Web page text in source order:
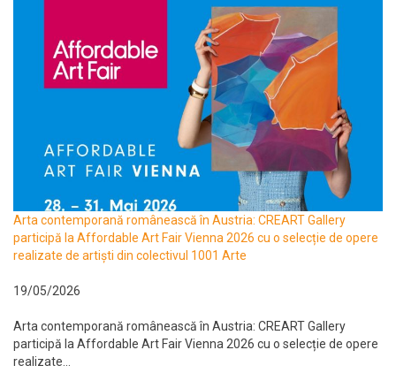
Arta contemporană românească în Austria: CREART Gallery
participă la Affordable Art Fair Vienna 2026 cu o selecție de opere
realizate de artiști din colectivul 1001 Arte
19/05/2026
Arta contemporană românească în Austria: CREART Gallery
participă la Affordable Art Fair Vienna 2026 cu o selecție de opere
realizate...